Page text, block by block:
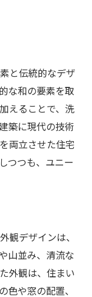
と伝統的なデザ
な和の要素を取
えることで、洗
築に現代の技術
両立させた住宅
つつも、ユニー
観デザインは、
山並み、清流な
外観は、住まい
色や窓の配置、